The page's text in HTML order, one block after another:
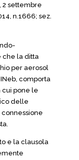
2 settembre
n.1666; sez.
che la ditta
per aerosol
comporta
cui pone le
delle
e la clausola